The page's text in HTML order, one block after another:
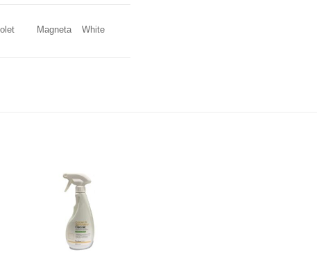
Magneta White